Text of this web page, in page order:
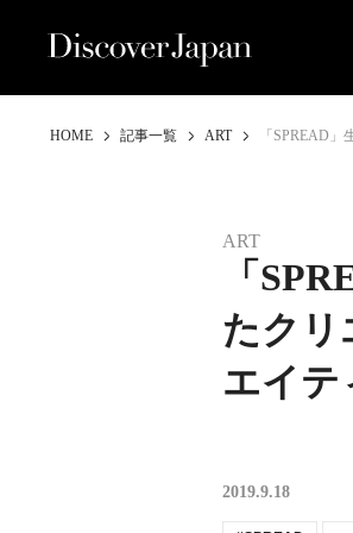
HOME 記事一覧 ART 「SPREAD
ART
「
たクリ
エイテ
2019.9.18